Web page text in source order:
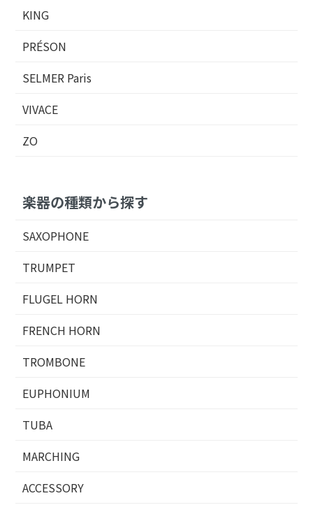
KING
PRÉSON
SELMER Paris
VIVACE
ZO
楽器の種類から探す
SAXOPHONE
TRUMPET
FLUGEL HORN
FRENCH HORN
TROMBONE
EUPHONIUM
TUBA
MARCHING
ACCESSORY